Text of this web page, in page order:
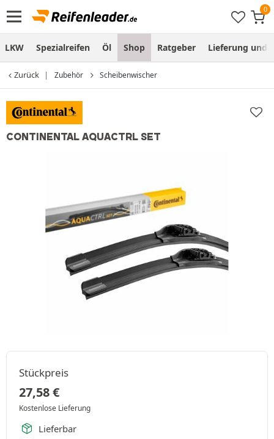
LKW Spezialreifen Öl Shop Ratgeber Lieferung und
Zurück Zubehör Scheibenwischer
CONTINENTAL AQUACTRL SET
Stückpreis
27,58€
Kostenlose Lieferung
Lieferbar